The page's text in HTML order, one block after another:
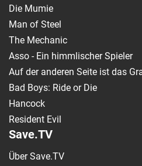
Die Mumie
Man of Steel
The Mechanic
Asso - Ein himmlischer Spieler
Auf der anderen Seite ist das
Bad Boys: Ride or Die
Hancock
Resident Evil
Save.TV
Über Save.TV